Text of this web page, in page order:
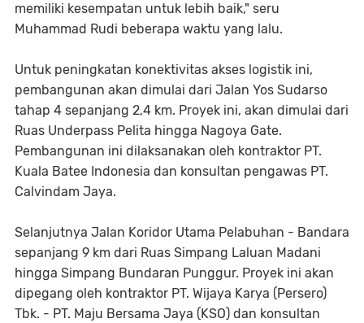
memiliki kesempatan untuk lebih baik," seru
Muhammad Rudi beberapa waktu yang lalu.
Untuk peningkatan konektivitas akses logistik ini,
pembangunan akan dimulai dari Jalan Yos Sudarso
tahap 4 sepanjang 2,4 km. Proyek ini, akan dimulai dari
Ruas Underpass Pelita hingga Nagoya Gate.
Pembangunan ini dilaksanakan oleh kontraktor PT.
Kuala Batee Indonesia dan konsultan pengawas PT.
Calvindam Jaya.
Selanjutnya Jalan Koridor Utama Pelabuhan - Bandara
sepanjang 9 km dari Ruas Simpang Laluan Madani
hingga Simpang Bundaran Punggur. Proyek ini akan
dipegang oleh kontraktor PT. Wijaya Karya (Persero)
Tbk. - PT. Maju Bersama Jaya (KSO) dan konsultan